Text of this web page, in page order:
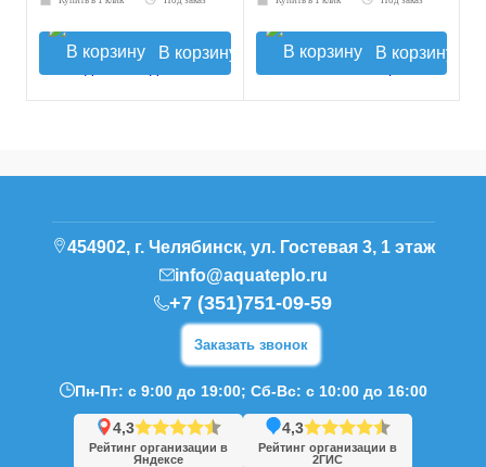
В корзину В корзину
454902, г. Челябинск, ул. Гостевая 3, 1 этаж
info@aquateplo.ru
+7 (351)751-09-59
Заказать звонок
Пн-Пт: с 9:00 до 19:00; Сб-Вс: с 10:00 до 16:00
4,3
Рейтинг организации в
Яндексе
4,3
Рейтинг организации в
2ГИС